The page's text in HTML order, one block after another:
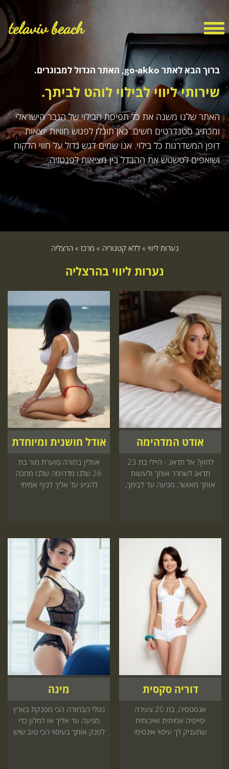
telaviv beach
ברוך הבא לאתר go-akko, האתר הגדול למבוגרים.
שירותי ליווי לבילוי לוהט לביתך.
האתר שלנו משנה את כל תפיסת הבילוי של הגבר הישראלי
ומכתיב סטנדרטים חשים. כאן תוכלו לפגוש חוויות יוצאות
דופן המשדרגות כל בילוי. אנו שמים דגש גדול על חווי הלקוח
ושואפים לטשטש את ההבדל בין מציאות לפנטזיה.
נערות ליווי »ללא קטגוריה » מרכז » הרצליה
נערות ליווי בהרצליה
אודט המדהימה
לחוץ? אל תדאג - היילי בת 23
תדאג לשחרר אותך ולעשות
אותך מאושר, מגיעה עד לביתך,
אודל חושנית ומיוחדת
אוולין בחורה סוערת מור בת
26 שלנו מדהימה שלנו מחכה
להגיע עד אליך לכיף אמיתי
דוריה סקסית
אנסטסיה, בת 20 צעירה
יפייפיה אמיתית ואיכותית
שתעניק לך עיסוי אינטימי
מינה
נטלי הבחורה הכי מפנקת בארץ
מגיעה עד אליך או למלון כדי
לפנק אותך בעיסוי הכי טוב שיש